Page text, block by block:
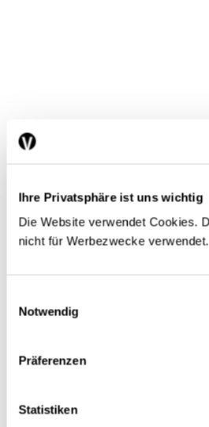
Ihre Privatsphäre ist uns wichtig
Die Website verwendet Cookies.
nicht für Werbezwecke verwendet.
Notwendig
Präferenzen
Statistiken